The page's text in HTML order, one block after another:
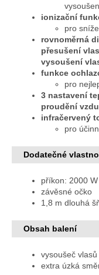
ionizační
pro
rovnoměrná
přesušení
vysoušení
funkce
pro
3 nastavení
proudění
infračervený
pro
Dodatečné
příkon: 2000 W
závěsné očko
1,8 m dlouhá
Obsah balení
vysoušeč
extra úzká